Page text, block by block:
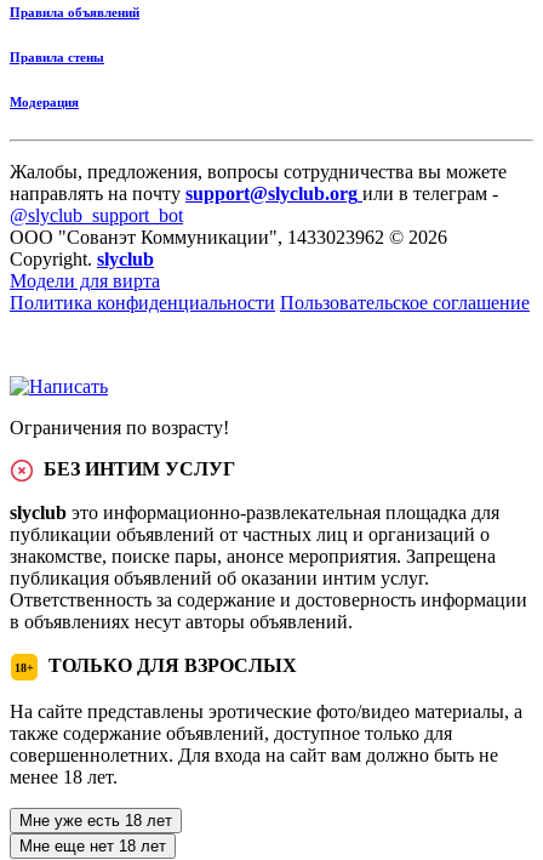
Правила объявлений
Правила стены
Модерация
Жалобы, предложения, вопросы сотрудничества вы можете
направлять на почту support@slyclub.org или в телеграм -
@slyclub_support_bot
ООО "Сованэт Коммуникации", 1433023962 © 2026
Copyright. slyclub
Модели для вирта
Политика конфиденциальности Пользовательское соглашение
Ограничения по возрасту!
БЕЗ ИНТИМ УСЛУГ
slyclub это информационно-развлекательная площадка для
публикации объявлений от частных лиц и организаций о
знакомстве, поиске пары, анонсе мероприятия. Запрещена
публикация объявлений об оказании интим услуг.
Ответственность за содержание и достоверность информации
в объявлениях несут авторы объявлений.
18+ ТОЛЬКО ДЛЯ ВЗРОСЛЫХ
На сайте представлены эротические фото/видео материалы, а
также содержание объявлений, доступное только для
совершеннолетних. Для входа на сайт вам должно быть не
менее 18 лет.
Мне уже есть 18 лет
Мне еще нет 18 лет